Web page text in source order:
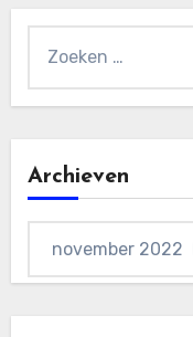
naar:
Archieven